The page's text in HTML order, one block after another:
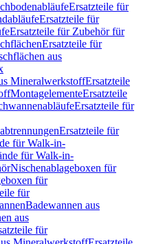
Ersatzteile für
Ersatzteile für
Ersatzteile für Zubehör für
Ersatzteile für
aus
MineralwerkstoffErsatzteile
MontagelementeErsatzteile
Ersatzteile für
Ersatzteile für
für Walk-in-
für Walk-in-
Nischenablageboxen für
für
für
Badewannen aus
aus
für